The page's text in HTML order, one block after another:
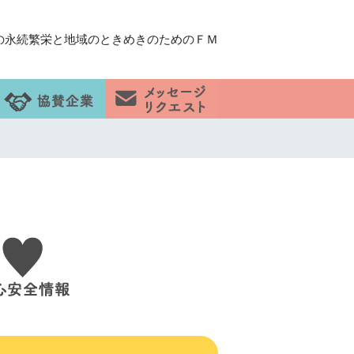
永続繁栄と地域のときめきのためのＦＭ